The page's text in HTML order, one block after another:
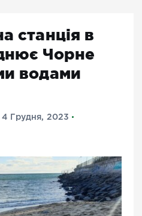
станція в
Чорне
водами
4 Грудня, 2023